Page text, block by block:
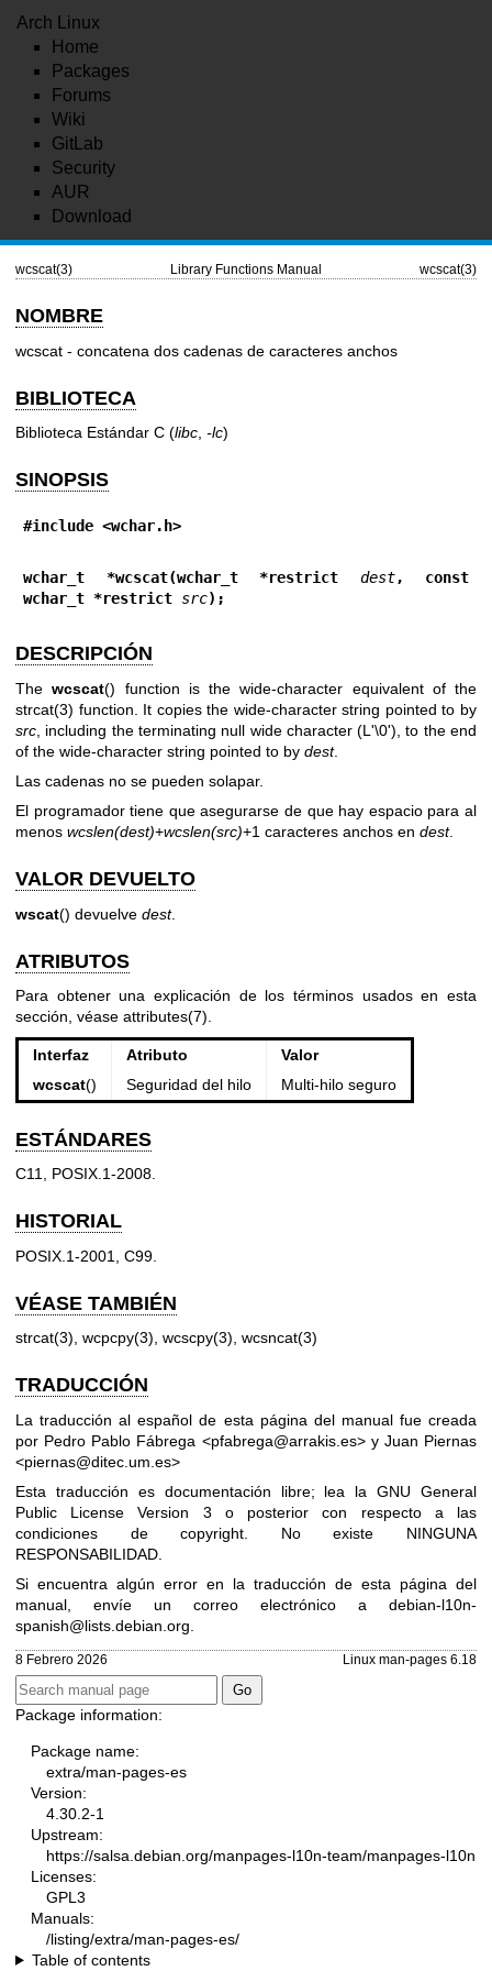
Arch Linux
Home
Packages
Forums
Wiki
GitLab
Security
AUR
Download
wcscat(3) Library Functions Manual wcscat(3)
NOMBRE
wcscat - concatena dos cadenas de caracteres anchos
BIBLIOTECA
Biblioteca Estándar C (libc -lc)
SINOPSIS
#include <wchar.h>
wchar_t *wcscat(wchar_t *restrict dest, const
wchar_t *restrict src);
DESCRIPCIÓN
Thewcscat() function is the wide-character equivalent of the
strcat(3) function. It copies the wide-character string pointed to by
src , including the terminating null wide character (L'\0'), to the end
of the wide-character string pointed to by dest.
Las cadenas no se pueden solapar.
El programador tiene que asegurarse de que hay espacio para al
menos wcslen(dest)+wcslen(src)+1 caracteres anchos en dest.
VALOR DEVUELTO
wscat() devuelve dest.
ATRIBUTOS
Para obtener una explicación de los términos usados en esta
sección, véase attributes(7).
Interfaz Atributo
Valor
wcscat() Seguridad del hilo Multi-hilo seguro
ESTÁNDARES
C11, POSIX.1-2008.
HISTORIAL
POSIX.1-2001, C99.
VÉASE TAMBIÉN
strcat(3) wcpcpy(3) wcscpy(3) wcsncat(3)
TRADUCCIÓN
La traducción al español de esta página del manual fue creada
por Pedro Pablo Fábrega <pfabrega@arrakis.es> y Juan Piernas
<piernas@ditec.um.es>
Esta traducción es documentación libre; lea laGNU General
Public License Version 3 o posterior con respecto a las
condiciones de copyright. No existe NINGUNA
RESPONSABILIDAD.
Si encuentra algún error en la traducción de esta página del
manual, envíe un correo electrónico a debian-l10n-
spanish@lists.debian.org.
8 Febrero 2026 Linux man-pages 6.18
Package information:
Package name:
extra/man-pages-es
Version:
4.30.2-1
Upstream:
https://salsa.debian.org/manpages-l10n-team/manpages-l10n
Licenses:
GPL3
Manuals:
/listing/extra/man-pages-es/
Table of contents